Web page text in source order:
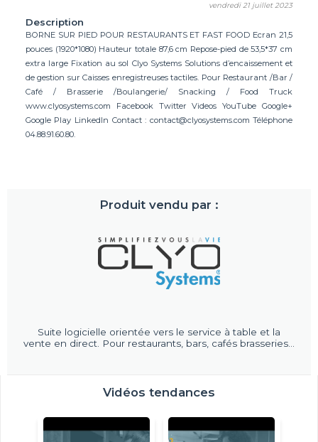
vendredi 21 juillet 2023
Description
BORNE SUR PIED POUR RESTAURANTS ET FAST FOOD Ecran 21,5
pouces (1920*1080) Hauteur totale 87,6 cm Repose-pied de 53,5*37 cm
extra large Fixation au sol Clyo Systems Solutions d’encaissement et
de gestion sur Caisses enregistreuses tactiles. Pour Restaurant /Bar /
Café / Brasserie /Boulangerie/ Snacking / Food Truck
www.clyosystems.com Facebook Twitter Videos YouTube Google+
Google Play LinkedIn Contact : contact@clyosystems.com Téléphone
04.88.91.60.80.
Produit vendu par :
Suite logicielle orientée vers le service à table et la
vente en direct. Pour restaurants, bars, cafés brasseries...
Vidéos tendances